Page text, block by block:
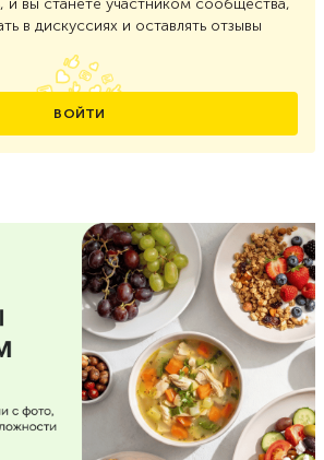
и вы станете участником сообщества,
в дискуссиях и оставлять отзывы
ВОЙТИ